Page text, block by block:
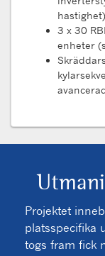
hastighet)
3 x 30
enheter
Projektet
platsspecifika
togs fram fick